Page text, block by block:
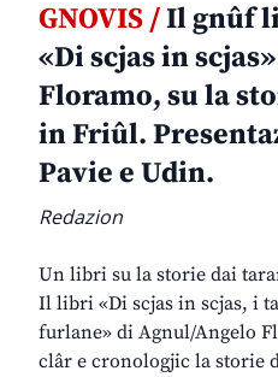
GNOVIS /Il gnûf
«Di scjas in
Floramo, su la
in Friûl.
Pavie e Udin.
Redazion
Un libri su la storie dai
Il libri «Di scjas in scjas, i
furlane» di Agnul/Angelo
clâr e cronologjic la storie